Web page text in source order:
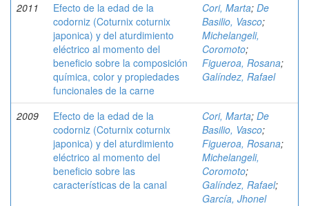
2011
Efecto de la edad de la
codorniz (Coturnix coturnix
japonica) y del aturdimiento
eléctrico al momento del
beneficio sobre la composición
química, color y propiedades
funcionales de la carne
Cori, Marta; De
Basilio, Vasco;
Michelangeli,
Coromoto;
Figueroa, Rosana;
Galíndez, Rafael
2009
Efecto de la edad de la
codorniz (Coturnix coturnix
japonica) y del aturdimiento
eléctrico al momento del
beneficio sobre las
características de la canal
Cori, Marta; De
Basilio, Vasco;
Figueroa, Rosana;
Michelangeli,
Coromoto;
Galíndez, Rafael;
García, Jhonel